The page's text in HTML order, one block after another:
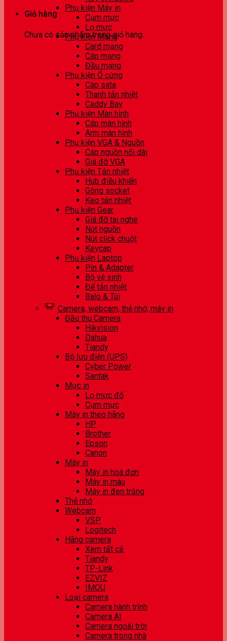
Giỏ hàng
Chưa có sản phẩm trong giỏ hàng.
Phụ kiện Máy in
Cụm mực
Lọ mực
Phụ kiện Mạng
Card mạng
Cáp mạng
Đầu mạng
Phụ kiện Ổ cứng
Cáp sata
Thanh tản nhiệt
Caddy Bay
Phụ kiện Màn hình
Cáp màn hình
Arm màn hình
Phụ kiện VGA & Nguồn
Cáp nguồn nối dài
Giá đỡ VGA
Phụ kiện Tản nhiệt
Hub điều khiển
Gông socket
Keo tản nhiệt
Phụ kiện Gear
Giá đỡ tai nghe
Nút nguồn
Nút click chuột
Keycap
Phụ kiện Laptop
Pin & Adapter
Bộ vệ sinh
Đế tản nhiệt
Balo & Túi
Camera, webcam, thẻ nhớ, máy in
Đầu thu Camera
Hikvision
Dahua
Tiandy
Bộ lưu điện (UPS)
Cyber Power
Santak
Mực in
Lọ mực đổ
Cụm mực
Máy in theo hãng
HP
Brother
Epson
Canon
Máy in
Máy in hoá đơn
Máy in màu
Máy in đen trắng
Thẻ nhớ
Webcam
VSP
Logitech
Hãng camera
Xem tất cả
Tiandy
TP-Link
EZVIZ
IMOU
Loại camera
Camera hành trình
Camera AI
Camera ngoài trời
Camera trong nhà